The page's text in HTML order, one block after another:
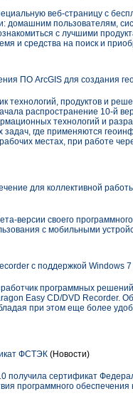
веб-страницу с
домашним пользователям,
с лучшими
и средства на поиск и
ПО ArcGIS для создания
технологий, продуктов и
распространение 10-й
технологий и
где применяются
местах, при работе
для коллективной
версии своего
с мобильными
с поддержкой Windows 7
программных
Easy CD/DVD Recorder.
при этом еще более
ФСТЭК (Новости)
получила сертификат
программного